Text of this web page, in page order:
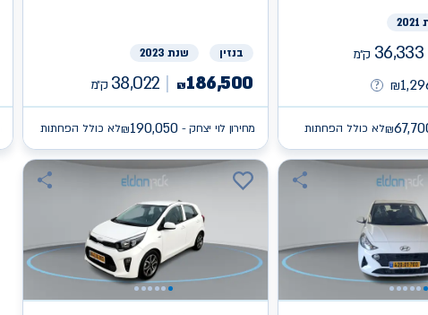
36,333 ק״מ
₪
₪לא כולל הפחתות
בנזין שנת 2023
₪186,500
38,022 ק״מ
מחירון לוי יצחק - ₪190,050 לא כולל הפחתות